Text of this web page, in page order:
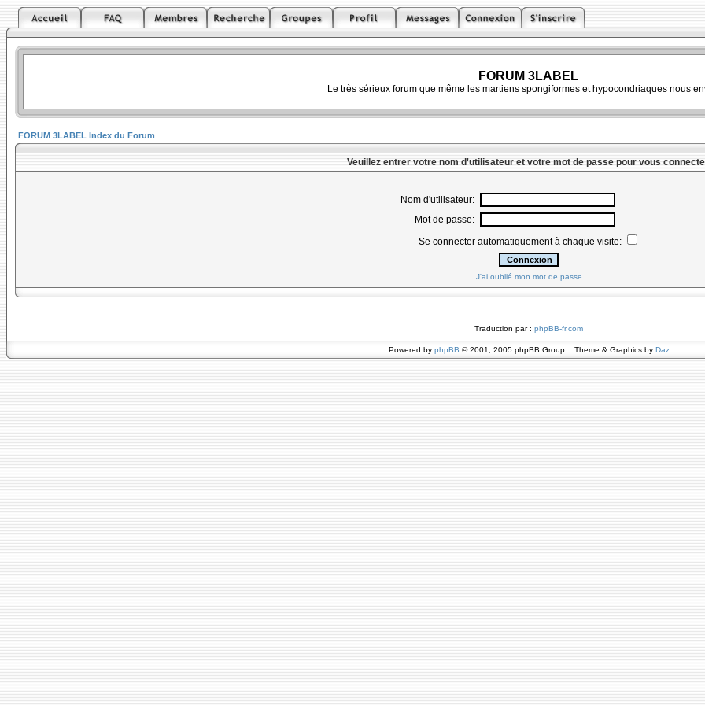
FORUM 3LABEL
Le très sérieux forum que même les martiens spongiformes et hypocondriaques nous
FORUM 3LABEL Index du Forum
Veuillez entrer votre nom d'utilisateur et votre mot de passe pour vous
Nom d'utilisateur:
Mot de passe:
Se connecter automatiquement à chaque visite:
J'ai oublié mon mot de passe
Traduction par : phpBB-fr.com
Powered by phpBB © 2001, 2005 phpBB Group :: Theme & Graphics by Daz